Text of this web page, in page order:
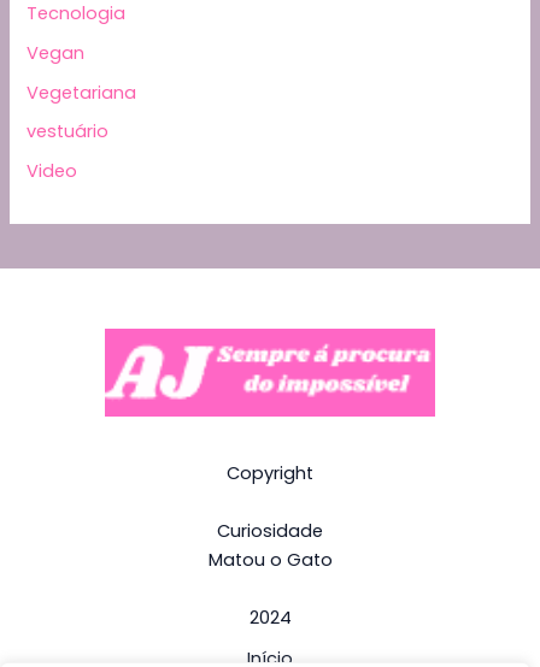
Tecnologia
Vegan
Vegetariana
vestuário
Video
Copyright
Curiosidade
Matou o Gato
2024
Início